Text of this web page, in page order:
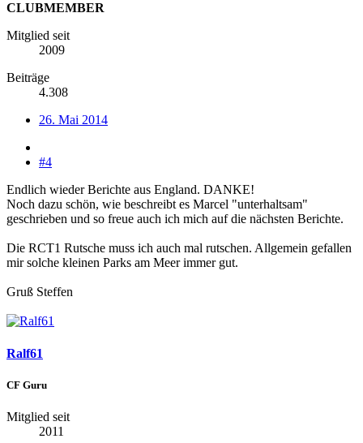
CLUBMEMBER
Mitglied seit
2009
Beiträge
4.308
26. Mai 2014
#4
Endlich wieder Berichte aus England. DANKE!
Noch dazu schön, wie beschreibt es Marcel "unterhaltsam"
geschrieben und so freue auch ich mich auf die nächsten Berichte.
Die RCT1 Rutsche muss ich auch mal rutschen. Allgemein gefallen
mir solche kleinen Parks am Meer immer gut.
Gruß Steffen
Ralf61
CF Guru
Mitglied seit
2011